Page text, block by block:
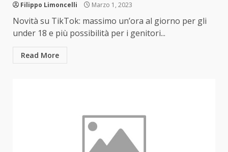
Filippo Limoncelli Marzo 1, 2023
Novità su TikTok: massimo un’ora al giorno per gli
under 18 e più possibilità per i genitori...
Read More